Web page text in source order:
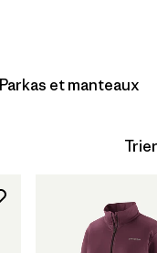
Parkas et manteaux